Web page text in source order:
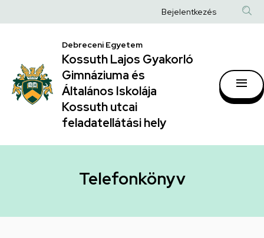
|
Kossuth
Lajos
Gyakorló
Gimnáziuma
Általános
a
Anonim
fiók
Bejelentkezés
Debreceni Egyetem
Kossuth Lajos Gyakorló
Gimnáziuma és
Általános Iskolája
Kossuth utcai
feladatellátási hely
Telefonkönyv